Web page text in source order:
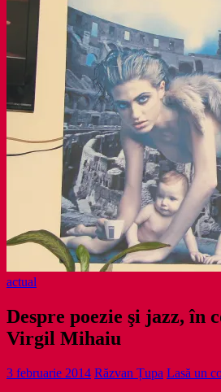
actual
Despre poezie şi jazz, în
Virgil Mihaiu
3 februarie 2014 Răzvan Țupa Lasă un